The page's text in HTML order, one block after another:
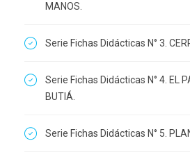
MANOS.
Serie Fichas Didácticas N° 3.
Serie Fichas Didácticas N° 4. EL
BUTIÁ.
Serie Fichas Didácticas N° 5.